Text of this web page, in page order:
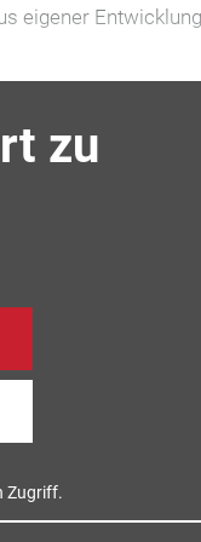
eigener
zu
Zugriff.